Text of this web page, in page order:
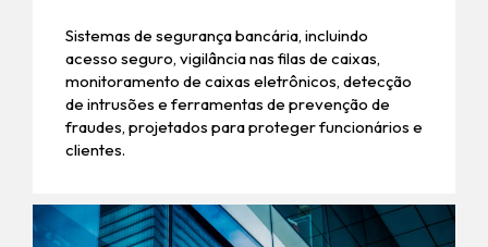
Sistemas de segurança bancária, incluindo
acesso seguro, vigilância nas filas de caixas,
monitoramento de caixas eletrônicos, detecção
de intrusões e ferramentas de prevenção de
fraudes, projetados para proteger funcionários e
clientes.